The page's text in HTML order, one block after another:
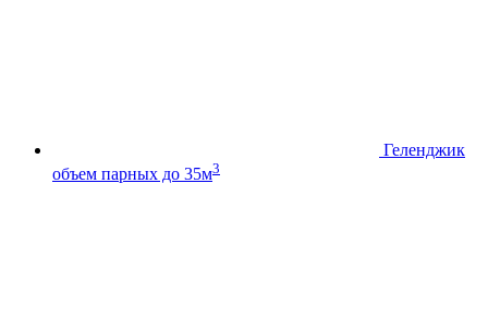
Геленджик
объем парных до 35м3